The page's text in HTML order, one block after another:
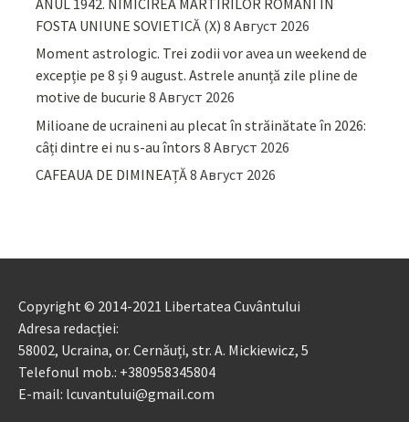
FOSTA UNIUNE SOVIETICĂ (X) 8 Август 2026
Moment astrologic. Trei zodii vor avea un weekend de
excepție pe 8 și 9 august. Astrele anunță zile pline de
motive de bucurie 8 Август 2026
Milioane de ucraineni au plecat în străinătate în 2026:
câți dintre ei nu s-au întors 8 Август 2026
CAFEAUA DE DIMINEAȚĂ8 Август 2026
Copyright © 2014-2021 Libertatea Cuvântului
Adresa redacției:
58002, Ucraina, or. Cernăuți, str. A. Mickiewicz, 5
Telefonul mob.: +380958345804
E-mail: lcuvantului@gmail.com